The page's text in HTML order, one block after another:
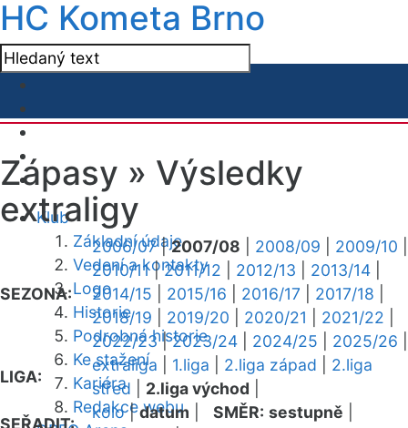
HC Kometa Brno
Klub
Základní údaje
Vedení a kontakty
Logo
Historie
Podrobná historie
Ke stažení
Kariéra
Redakce webu
Zápasy » Výsledky
extraligy
SEZONA:
2006/07|2007/08 2008/09 2009/10
2010/11|2011/12 2012/13 2013/14
2014/15
2015/16 2016/17 2017/18
2018/19
2019/20 2020/21 2021/22
2022/23|2023/24 2024/25 2025/26
LIGA:
extraliga 1.liga 2.liga západ
2.liga
střed
2.liga východ
SEŘADIT:
kolo|datum SMĚR: sestupně